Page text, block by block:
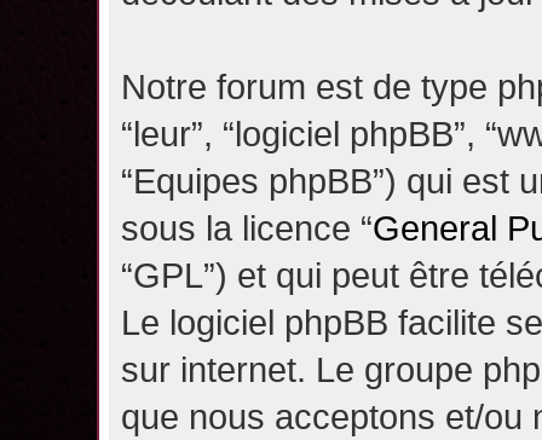
Notre forum est de type
“leur”, “logiciel phpBB”,
“Equipes phpBB”) qui est
sous la licence “General
“GPL”) et qui peut être
Le logiciel phpBB facilite
sur internet. Le groupe
que nous acceptons et/ou